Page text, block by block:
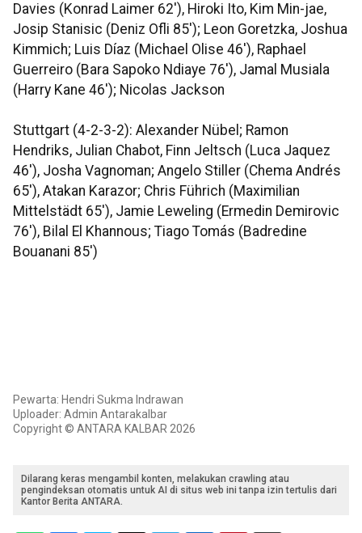
Davies (Konrad Laimer 62'), Hiroki Ito, Kim Min-jae,
Josip Stanisic (Deniz Ofli 85'); Leon Goretzka, Joshua
Kimmich; Luis Díaz (Michael Olise 46'), Raphael
Guerreiro (Bara Sapoko Ndiaye 76'), Jamal Musiala
(Harry Kane 46'); Nicolas Jackson
Stuttgart (4-2-3-2): Alexander Nübel; Ramon
Hendriks, Julian Chabot, Finn Jeltsch (Luca Jaquez
46'), Josha Vagnoman; Angelo Stiller (Chema Andrés
65'), Atakan Karazor; Chris Führich (Maximilian
Mittelstädt 65'), Jamie Leweling (Ermedin Demirovic
76'), Bilal El Khannous; Tiago Tomás (Badredine
Bouanani 85')
Pewarta: Hendri Sukma Indrawan
Uploader: Admin Antarakalbar
Copyright © ANTARA KALBAR 2026
Dilarang keras mengambil konten, melakukan crawling atau
pengindeksan otomatis untuk AI di situs web ini tanpa izin tertulis dari
Kantor Berita ANTARA.